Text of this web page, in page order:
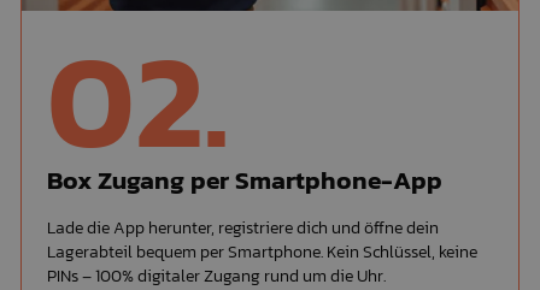
02.
Box Zugang per Smartphone-App
Lade die App herunter, registriere dich und öffne dein
Lagerabteil bequem per Smartphone. Kein Schlüssel, keine
PINs – 100% digitaler Zugang rund um die Uhr.